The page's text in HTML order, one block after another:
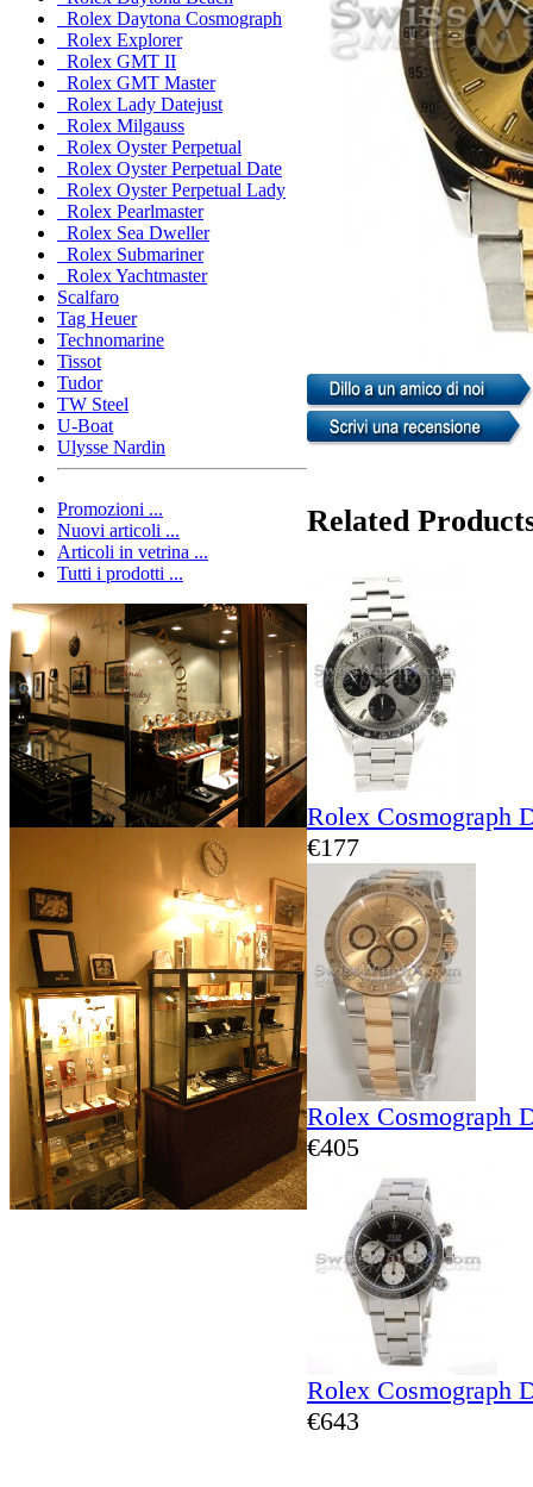
Rolex Daytona Cosmograph
Rolex Explorer
Rolex GMT II
Rolex GMT Master
Rolex Lady Datejust
Rolex Milgauss
Rolex Oyster Perpetual
Rolex Oyster Perpetual Date
Rolex Oyster Perpetual Lady
Rolex Pearlmaster
Rolex Sea Dweller
Rolex Submariner
Rolex Yachtmaster
Scalfaro
Tag Heuer
Technomarine
Tissot
Tudor
TW Steel
U-Boat
Ulysse Nardin
Promozioni ...
Nuovi articoli ...
Articoli in vetrina ...
Tutti i prodotti ...
Related
Rolex Cosmograph
€177
Rolex Cosmograph
€405
Rolex Cosmograph
€643